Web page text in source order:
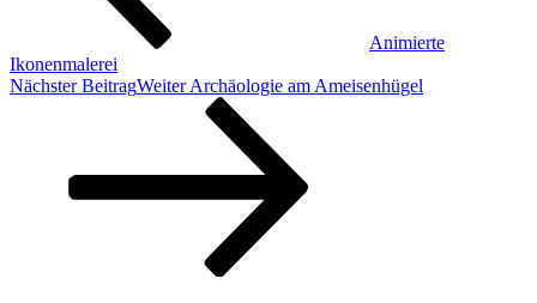
Animierte
Ikonenmalerei
Nächster BeitragWeiter Archäologie am Ameisenhügel